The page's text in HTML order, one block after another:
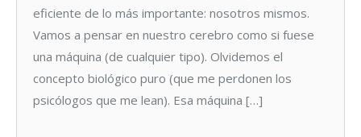
eficiente de lo más importante: nosotros mismos.
Vamos a pensar en nuestro cerebro como si fuese
una máquina (de cualquier tipo). Olvidemos el
concepto biológico puro (que me perdonen los
psicólogos que me lean). Esa máquina […]